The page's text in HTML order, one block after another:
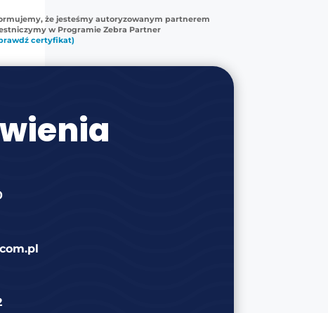
że jesteśmy autoryzowanym partnerem
w Programie Zebra Partner
certyfikat)